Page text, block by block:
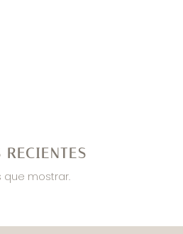
RECIENTES
que mostrar.